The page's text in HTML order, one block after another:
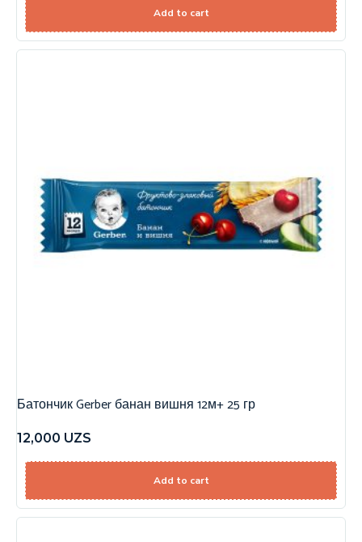
Add to cart
Батончик Gerber банан вишня 12м+ 25 гр
12,000 UZS
Add to cart